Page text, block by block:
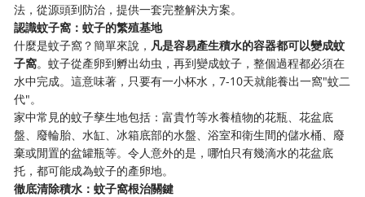
法，從源頭到防治，提供一套完整解決方案。
認識蚊子窩：蚊子的繁殖基地
什麼是蚊子窩？簡單來說， 凡是容易產生積水的容器都可以變成蚊
子窩。蚊子從產卵到孵出幼虫，再到變成蚊子，整個過程都必須在
水中完成。這意味著，只要有一小杯水，7-10天就能養出一窩"蚊二
代"。
家中常見的蚊子孳生地包括：富貴竹等水養植物的花瓶、花盆底
盤、廢輪胎、水缸、冰箱底部的水盤、浴室和衛生間的儲水桶、廢
棄或閒置的盆罐瓶等。令人意外的是，哪怕只有幾滴水的花盆底
托，都可能成為蚊子的產卵地。
徹底清除積水：蚊子窩根治關鍵